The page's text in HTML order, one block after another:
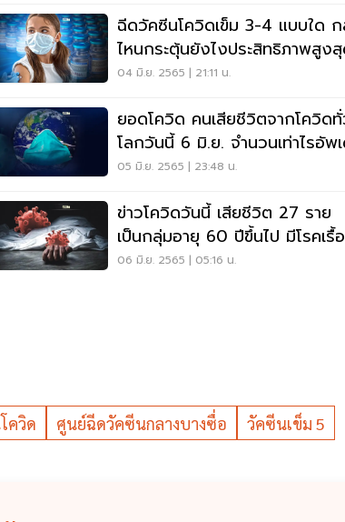
ฉีดวัคซีนโควิดเข็ม 3-4 แบบใด
ไหนกระตุ้นยังไงประสิทธิภาพสูง
เช็คเลย
04 มิ.ย. 2565 | 21:11 น.
ยอดโควิด คนเสียชีวิตจากโควิด
โลกวันนี้ 6 มิ.ย. จำนวนเท่าไรอัพ
ที่นี่
05 มิ.ย. 2565 | 23:48 น.
ข่าวโควิดวันนี้ เสียชีวิต 27 ราย
เป็นกลุ่มอายุ 60 ปีขึ้นไป มีโรคเรื้
26 ราย
06 มิ.ย. 2565 | 05:16 น.
ควิด ศูนย์ฉีดวัคซีนกลางบางซื่อ วัคซีนเข็ม 5